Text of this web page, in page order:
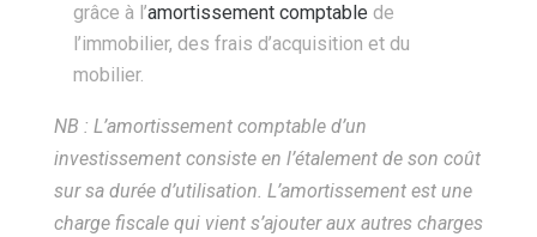
grâce à l’amortissement comptable de
l’immobilier, des frais d’acquisition et du
mobilier.
NB : L’amortissement comptable d’un
investissement consiste en l’étalement de son coût
sur sa durée d’utilisation. L’amortissement est une
charge fiscale qui vient s’ajouter aux autres charges